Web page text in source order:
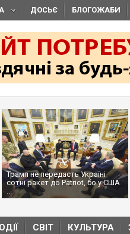
ДОСЬЄ БЛОГОЖАБИ
Трамп не передасть Україні
сотні ракет до Patriot, бо у США
...
СВІТ КУЛЬТУРА